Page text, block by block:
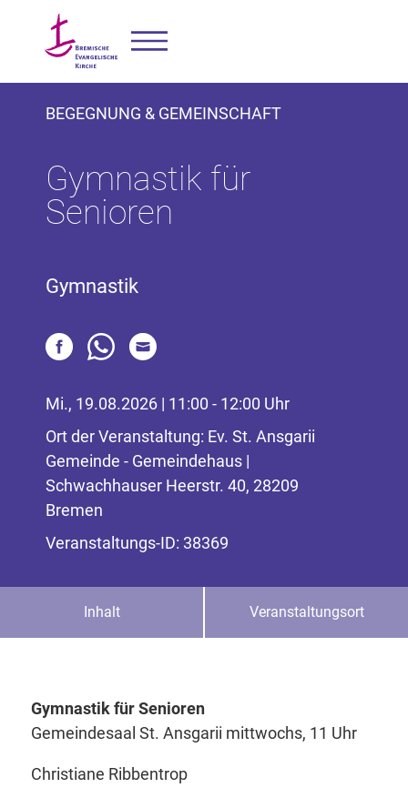
BEGEGNUNG & GEMEINSCHAFT
Gymnastik für
Senioren
Gymnastik
Mi., 19.08.2026 | 11:00 - 12:00 Uhr
Ort der Veranstaltung: Ev. St. Ansgarii
Gemeinde - Gemeindehaus |
Schwachhauser Heerstr. 40, 28209
Bremen
Veranstaltungs-ID: 38369
Inhalt Veranstaltungsort
Gymnastik für Senioren
Gemeindesaal St. Ansgarii mittwochs, 11 Uhr
Christiane Ribbentrop